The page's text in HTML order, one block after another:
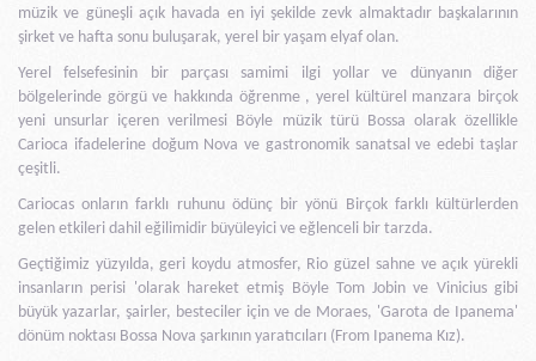
müzik ve güneşli açık havada en iyi şekilde zevk almaktadır başkalarının
şirket ve hafta sonu buluşarak, yerel bir yaşam elyaf olan.
Yerel felsefesinin bir parçası samimi ilgi yollar ve dünyanın diğer
bölgelerinde görgü ve hakkında öğrenme , yerel kültürel manzara birçok
yeni unsurlar içeren verilmesi Böyle müzik türü Bossa olarak özellikle
Carioca ifadelerine doğum Nova ve gastronomik sanatsal ve edebi taşlar
çeşitli.
Cariocas onların farklı ruhunu ödünç bir yönü Birçok farklı kültürlerden
gelen etkileri dahil eğilimidir büyüleyici ve eğlenceli bir tarzda.
Geçtiğimiz yüzyılda, geri koydu atmosfer, Rio güzel sahne ve açık yürekli
insanların perisi 'olarak hareket etmiş Böyle Tom Jobin ve Vinicius gibi
büyük yazarlar, şairler, besteciler için ve de Moraes, 'Garota de Ipanema'
dönüm noktası Bossa Nova şarkının yaratıcıları (From Ipanema Kız).